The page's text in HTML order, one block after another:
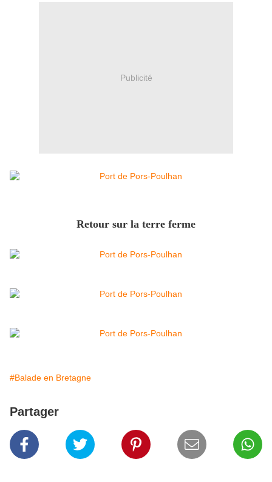
Publicité
Retour sur la terre ferme
#Balade en Bretagne
Partager